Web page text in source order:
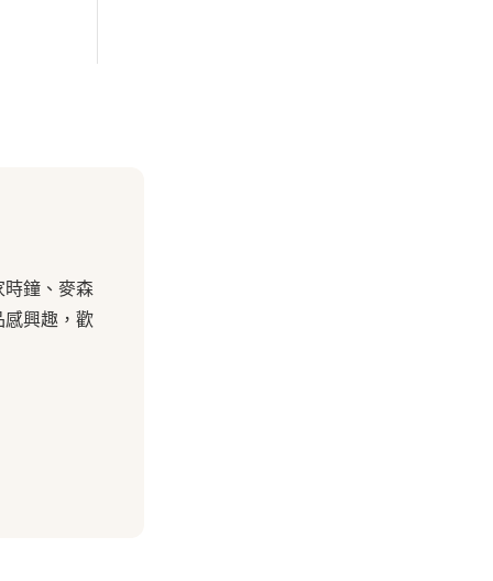
鐘、麥森
感興趣，歡